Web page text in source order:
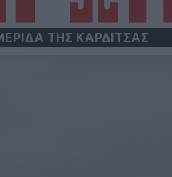
ΤΗΣ ΚΑΡΔΙΤΣΑΣ